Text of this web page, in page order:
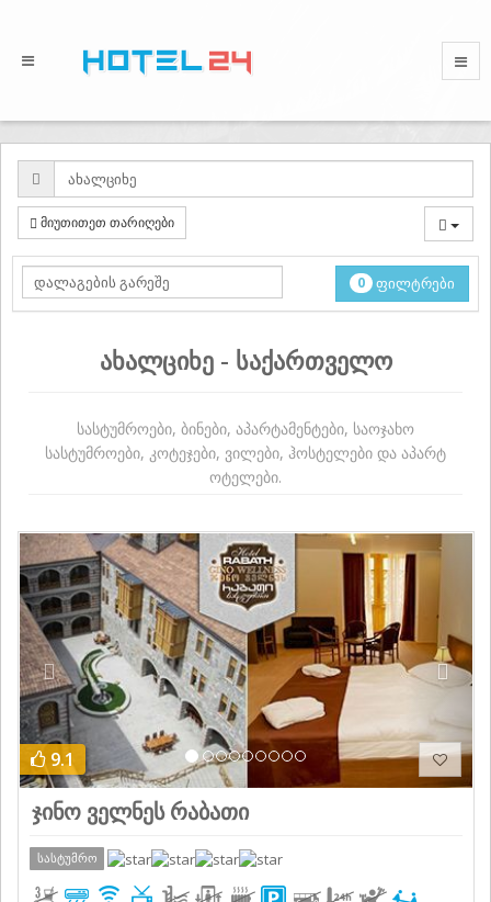
მიუთითეთ თარიღები
0 ფილტრები
ახალციხე - საქართველო
სასტუმროები, ბინები, აპარტამენტები, საოჯახო
სასტუმროები, კოტეჯები, ვილები, ჰოსტელები და აპარტ
ოტელები.
Previous Next
9.1
ჯინო ველნეს რაბათი
სასტუმრო